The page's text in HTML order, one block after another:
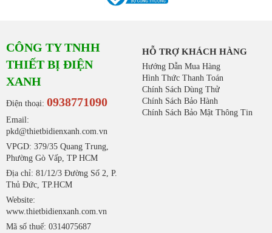
CÔNG TY TNHH
THIẾT BỊ ĐIỆN
XANH
Điện thoại: 0938771090
Email:
pkd@thietbidienxanh.com.vn
VPGD: 379/35 Quang Trung,
Phường Gò Vấp, TP HCM
Địa chỉ: 81/12/3 Đường Số 2, P.
Thủ Đức, TP.HCM
Website:
www.thietbidienxanh.com.vn
Mã số thuế: 0314075687
HỖ TRỢ KHÁCH HÀNG
Hướng Dẫn Mua Hàng
Hình Thức Thanh Toán
Chính Sách Dùng Thử
Chính Sách Bảo Hành
Chính Sách Bảo Mật Thông Tin